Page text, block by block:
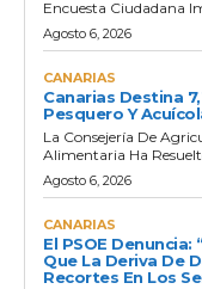
Encuesta Ciudadana
Agosto 6, 2026
CANARIAS
Canarias Destina
Pesquero Y
La Consejería De
Alimentaria Ha
Agosto 6, 2026
CANARIAS
El PSOE
Que La Deriva De
Recortes En Los